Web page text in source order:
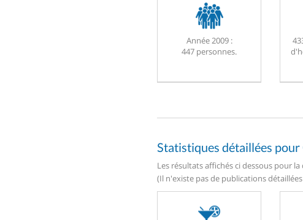
Année 2009 :
447 personnes.
Statistiques détaillées
Les résultats affichés ci dessous pour
(Il n'existe pas de publications